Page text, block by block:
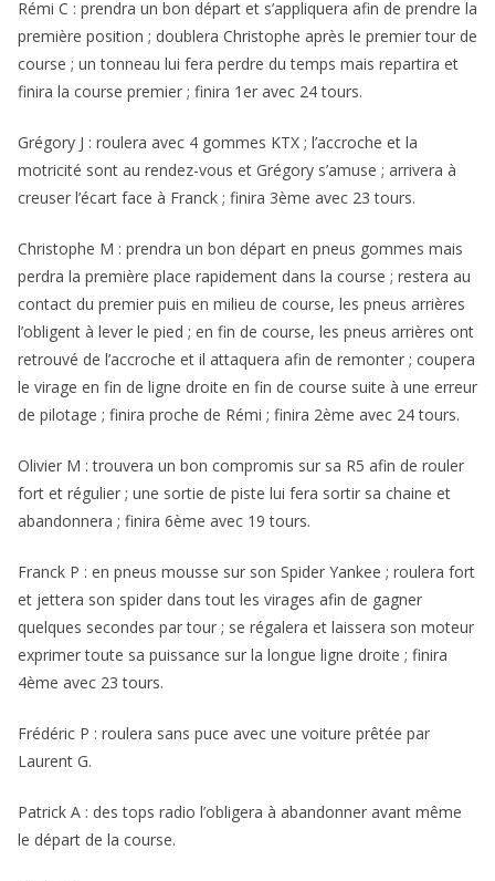
Rémi C : prendra un bon départ et s’appliquera afin de prendre la
première position ; doublera Christophe après le premier tour de
course ; un tonneau lui fera perdre du temps mais repartira et
finira la course premier ; finira 1er avec 24 tours.
Grégory J : roulera avec 4 gommes KTX ; l’accroche et la
motricité sont au rendez-vous et Grégory s’amuse ; arrivera à
creuser l’écart face à Franck ; finira 3ème avec 23 tours.
Christophe M : prendra un bon départ en pneus gommes mais
perdra la première place rapidement dans la course ; restera au
contact du premier puis en milieu de course, les pneus arrières
l’obligent à lever le pied ; en fin de course, les pneus arrières ont
retrouvé de l’accroche et il attaquera afin de remonter ; coupera
le virage en fin de ligne droite en fin de course suite à une erreur
de pilotage ; finira proche de Rémi ; finira 2ème avec 24 tours.
Olivier M : trouvera un bon compromis sur sa R5 afin de rouler
fort et régulier ; une sortie de piste lui fera sortir sa chaine et
abandonnera ; finira 6ème avec 19 tours.
Franck P : en pneus mousse sur son Spider Yankee ; roulera fort
et jettera son spider dans tout les virages afin de gagner
quelques secondes par tour ; se régalera et laissera son moteur
exprimer toute sa puissance sur la longue ligne droite ; finira
4ème avec 23 tours.
Frédéric P : roulera sans puce avec une voiture prêtée par
Laurent G.
Patrick A : des tops radio l’obligera à abandonner avant même
le départ de la course.